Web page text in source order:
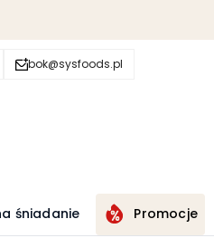
bok@sysfoods.pl
śniadanie Promocje